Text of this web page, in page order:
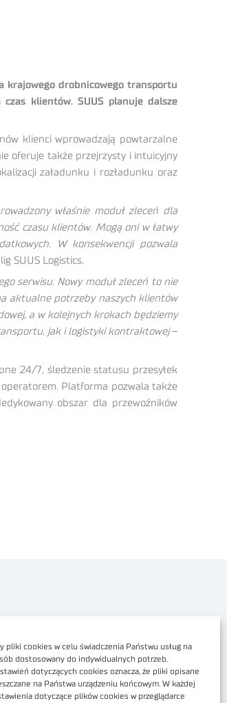
pliki cookies w celu świadczenia Państwu usług na
dostosowany do indywidualnych potrzeb.
dotyczących cookies oznacza, że pliki opisane
na Państwa urządzeniu końcowym. W każdej
dotyczące plików cookies w przeglądarce
krajowego drobnicowego transportu
klientów. SUUS planuje dalsze
klienci wprowadzają powtarzalne
oferuje także przejrzysty i intuicyjny
załadunku i rozładunku oraz
właśnie moduł zleceń dla
czasu klientów. Mogą oni w łatwy
W konsekwencji pozwala
SUUS Logistics.
serwisu. Nowy moduł zleceń to nie
aktualne potrzeby naszych klientów
a w kolejnych krokach będziemy
jak i logistyki kontraktowej–
24/7, śledzenie statusu przesyłek
Platforma pozwala także
obszar dla przewoźników